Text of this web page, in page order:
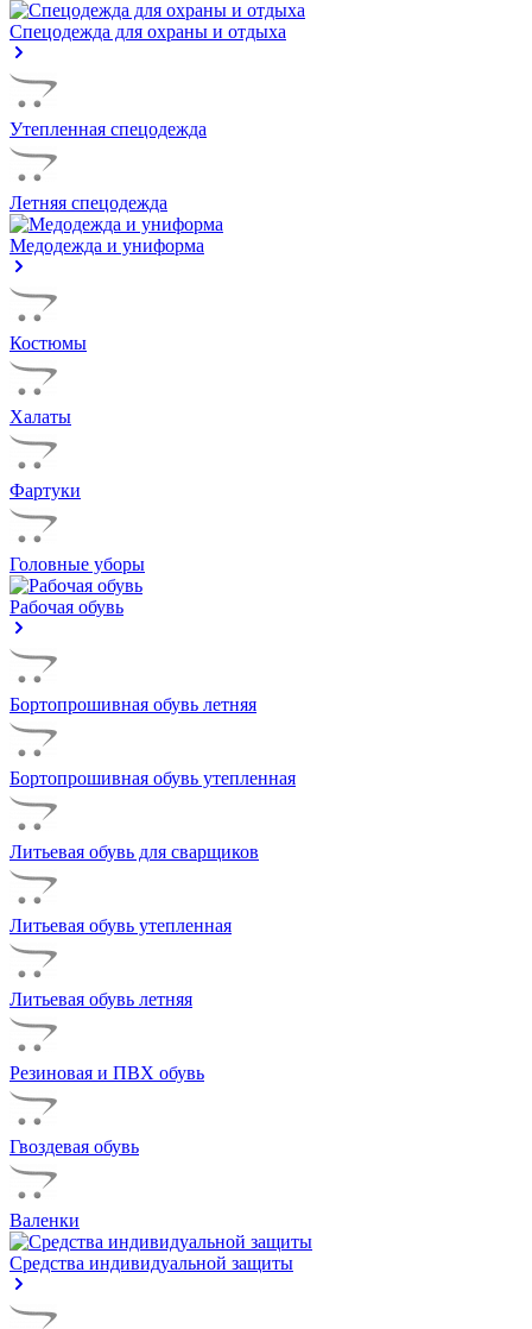
Спецодежда для охраны и отдыха
Утепленная спецодежда
Летняя спецодежда
Медодежда и униформа
Костюмы
Халаты
Фартуки
Головные уборы
Рабочая обувь
Бортопрошивная обувь летняя
Бортопрошивная обувь утепленная
Литьевая обувь для сварщиков
Литьевая обувь утепленная
Литьевая обувь летняя
Резиновая и ПВХ обувь
Гвоздевая обувь
Валенки
Средства индивидуальной защиты